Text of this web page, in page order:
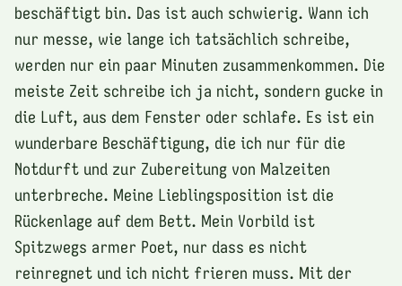
beschäftigt bin. Das ist auch schwierig. Wann ich
nur messe, wie lange ich tatsächlich schreibe,
werden nur ein paar Minuten zusammenkommen. Die
meiste Zeit schreibe ich ja nicht, sondern gucke in
die Luft, aus dem Fenster oder schlafe. Es ist ein
wunderbare Beschäftigung, die ich nur für die
Notdurft und zur Zubereitung von Malzeiten
unterbreche. Meine Lieblingsposition ist die
Rückenlage auf dem Bett. Mein Vorbild ist
Spitzwegs armer Poet, nur dass es nicht
reinregnet und ich nicht frieren muss. Mit der